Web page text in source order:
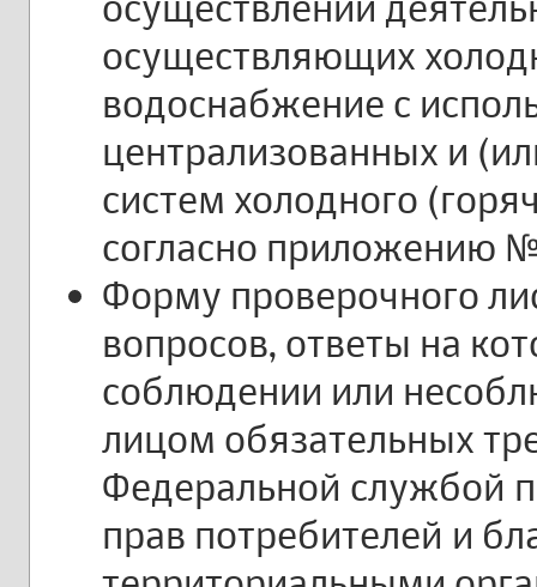
осуществляющих
водоснабжение с
централизованных и
систем холодного
согласно приложению
Форму проверочного
вопросов, ответы на
соблюдении или
лицом обязательных
Федеральной службой
прав потребителей и